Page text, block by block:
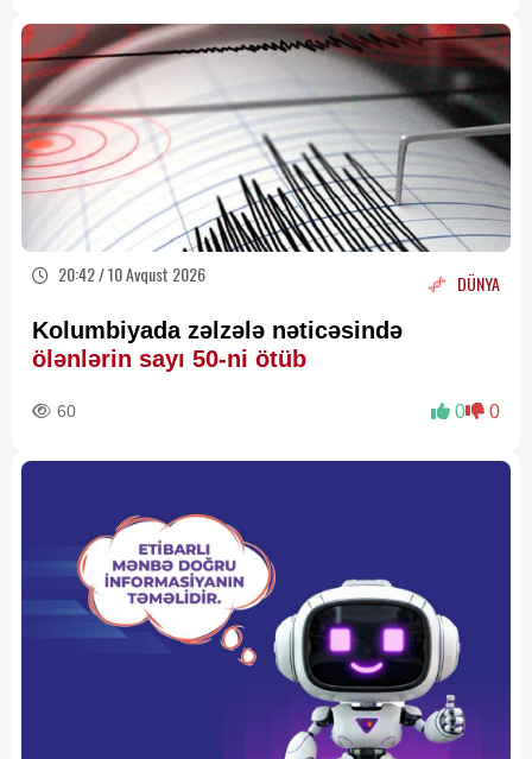
20:42 / 10 Avqust 2026 DÜNYA
Kolumbiyada zəlzələ nəticəsində
ölənlərin sayı 50-ni ötüb
60 0 0